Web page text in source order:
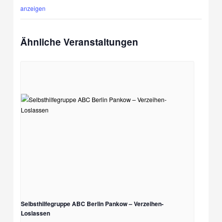
anzeigen
Ähnliche Veranstaltungen
Selbsthilfegruppe ABC Berlin Pankow – Verzeihen-
Loslassen